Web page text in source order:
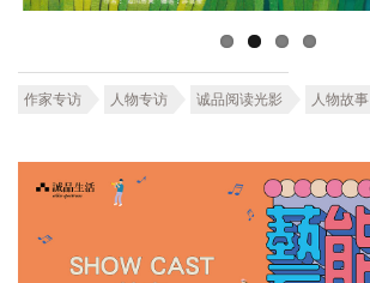
作家专访 人物专访 诚品阅读光影 人物故事